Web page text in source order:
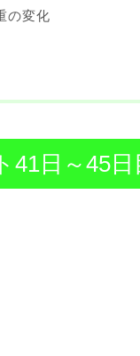
の変化
41日～45